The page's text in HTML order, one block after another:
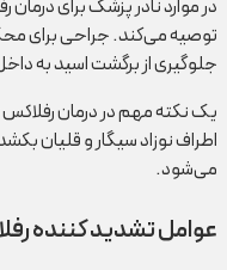
در موارد نادر پزشک برای
توصیه می‌کند. جراحی برای
جلوگیری از برگشت اسید به
یک نکته مهم در درمان رفلاکس
اطراف نوزاد سیگار و قلیان
می‌شود.
عوامل تشدید کننده